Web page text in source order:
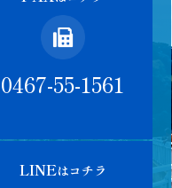
0467-55-1561
LINEはコチラ